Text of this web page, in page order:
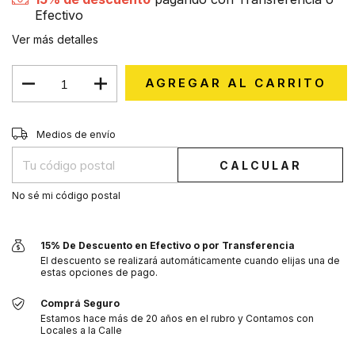
Efectivo
Ver más detalles
Entregas para el CP:
Medios de envío
CALCULAR
No sé mi código postal
15% De Descuento en Efectivo o por Transferencia
El descuento se realizará automáticamente cuando elijas una de
estas opciones de pago.
Comprá Seguro
Estamos hace más de 20 años en el rubro y Contamos con
Locales a la Calle